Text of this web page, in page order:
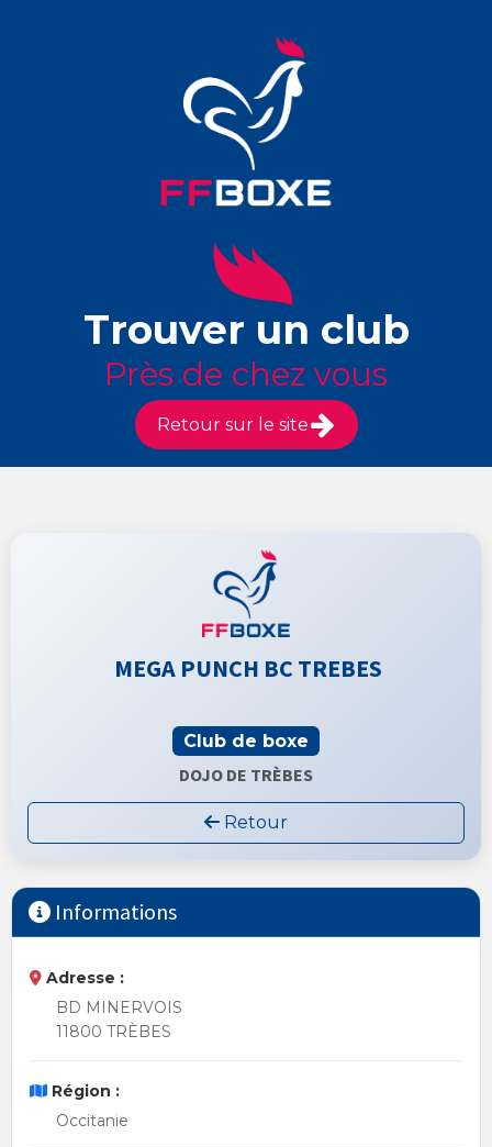
Trouver un club
Près de chez vous
Retour sur le site
MEGA PUNCH BC TREBES
Club de boxe
DOJO DE TRÈBES
Retour
Informations
Adresse :
BD MINERVOIS
11800 TRÈBES
Région :
Occitanie